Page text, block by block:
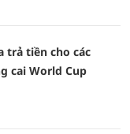
trả tiền cho các
cai World Cup